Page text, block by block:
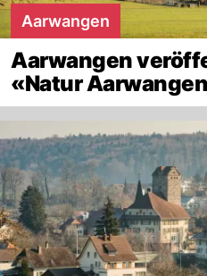
Aarwangen
Aarwangen
«Natur